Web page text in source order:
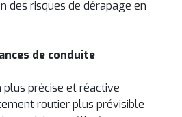
des risques de dérapage en
de conduite
plus précise et réactive
routier plus prévisible